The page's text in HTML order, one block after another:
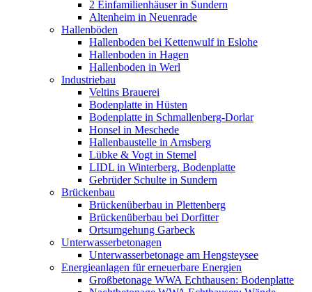
2 Einfamilienhäuser in Sundern
Altenheim in Neuenrade
Hallenböden
Hallenboden bei Kettenwulf in Eslohe
Hallenboden in Hagen
Hallenboden in Werl
Industriebau
Veltins Brauerei
Bodenplatte in Hüsten
Bodenplatte in Schmallenberg-Dorlar
Honsel in Meschede
Hallenbaustelle in Arnsberg
Lübke & Vogt in Stemel
LIDL in Winterberg, Bodenplatte
Gebrüder Schulte in Sundern
Brückenbau
Brückenüberbau in Plettenberg
Brückenüberbau bei Dorfitter
Ortsumgehung Garbeck
Unterwasserbetonagen
Unterwasserbetonage am Hengsteysee
Energieanlagen für erneuerbare Energien
Großbetonage WWA Echthausen: Bodenplatte